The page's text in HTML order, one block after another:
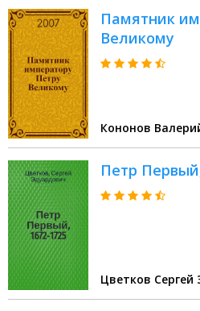
Памятник
Великому
Кононов
Петр
Цветков